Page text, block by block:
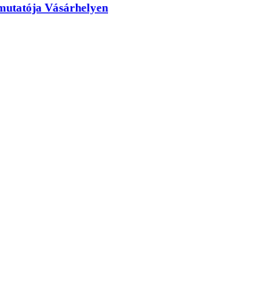
Vásárhelyen